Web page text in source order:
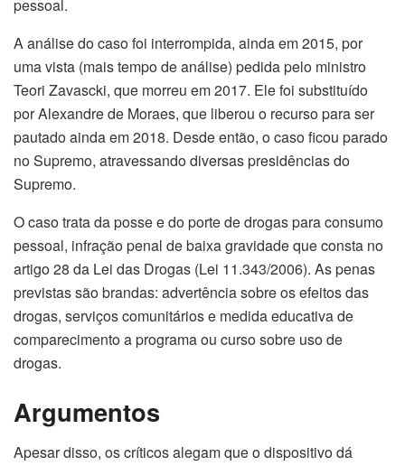
pessoal.
A análise do caso foi interrompida, ainda em 2015, por
uma vista (mais tempo de análise) pedida pelo ministro
Teori Zavascki, que morreu em 2017. Ele foi substituído
por Alexandre de Moraes, que liberou o recurso para ser
pautado ainda em 2018. Desde então, o caso ficou parado
no Supremo, atravessando diversas presidências do
Supremo.
O caso trata da posse e do porte de drogas para consumo
pessoal, infração penal de baixa gravidade que consta no
artigo 28 da Lei das Drogas (Lei 11.343/2006). As penas
previstas são brandas: advertência sobre os efeitos das
drogas, serviços comunitários e medida educativa de
comparecimento a programa ou curso sobre uso de
drogas.
Argumentos
Apesar disso, os críticos alegam que o dispositivo dá